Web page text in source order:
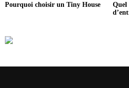
Pourquoi choisir un Tiny House
Quel